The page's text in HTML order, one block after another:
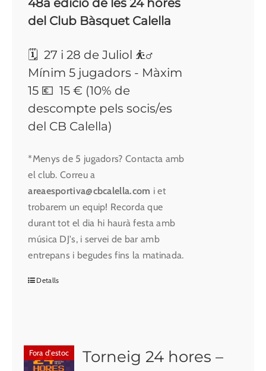
48a edició de les 24 hores
del Club Bàsquet Calella
🗓 27 i 28 de Juliol ⛹️‍♂️
Mínim 5 jugadors - Màxim
15 💶 15 € (10% de
descompte pels socis/es
del CB Calella)
*Menys de 5 jugadors? Contacta amb
el club. Correu a
areaesportiva@cbcalella.com i et
trobarem un equip! Recorda que
durant tot el dia hi haurà festa amb
música DJ's, i servei de bar amb
entrepans i begudes fins la matinada.
Detalls
Fora d'estoc
Torneig 24 hores –